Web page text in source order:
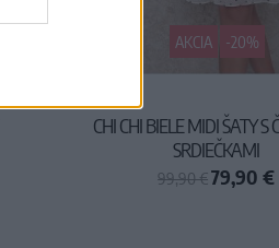
AKCIA -20%
CHI CHI BIELE MIDI ŠATY S
SRDIEČKAMI
99,90 €79,90 €